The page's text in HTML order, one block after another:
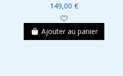
149,00 €
Ajouter au panier